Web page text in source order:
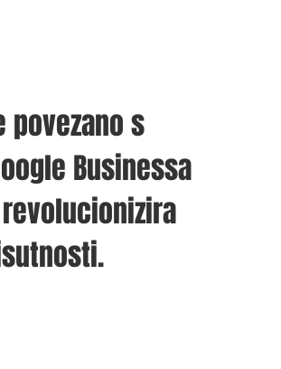
s
Businessa